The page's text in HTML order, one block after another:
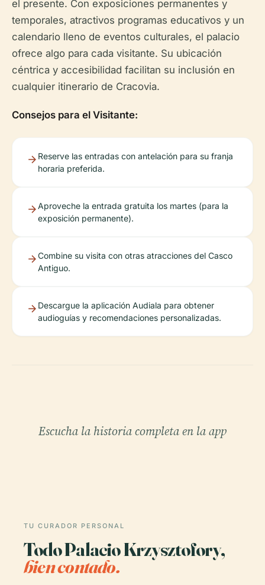
el presente. Con exposiciones permanentes y
temporales, atractivos programas educativos y un
calendario lleno de eventos culturales, el palacio
ofrece algo para cada visitante. Su ubicación
céntrica y accesibilidad facilitan su inclusión en
cualquier itinerario de Cracovia.
Consejos para el Visitante:
Reserve las entradas con antelación para su franja
horaria preferida.
Aproveche la entrada gratuita los martes (para la
exposición permanente).
Combine su visita con otras atracciones del Casco
Antiguo.
Descargue la aplicación Audiala para obtener
audioguías y recomendaciones personalizadas.
Escucha la historia completa en la app
TU CURADOR PERSONAL
Todo Palacio Krzysztofory,
bien contado.